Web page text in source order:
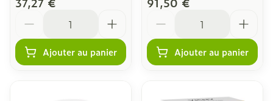
Ajouter au panier Ajouter au panier